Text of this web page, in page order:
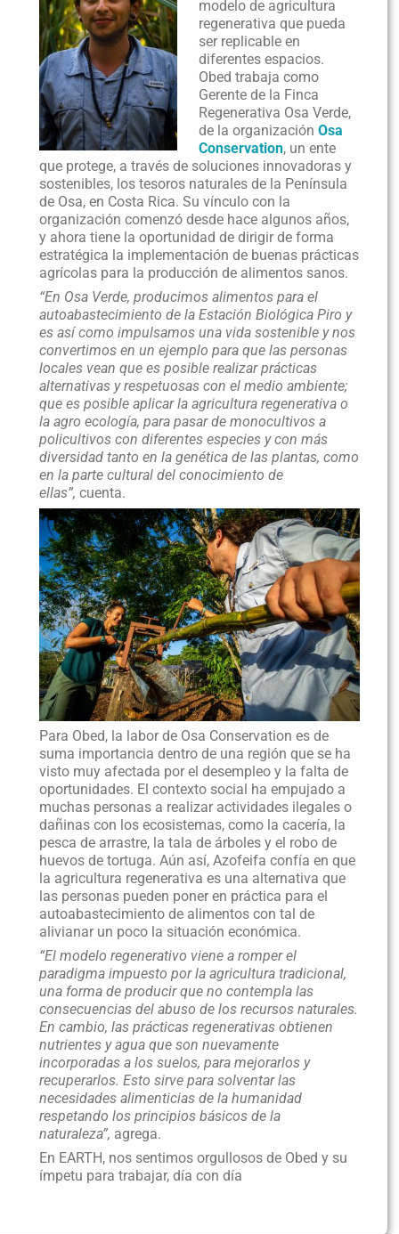
modelo de agricultura
regenerativa que pueda
ser replicable en
diferentes espacios.
Obed trabaja como
Gerente de la Finca
Regenerativa Osa Verde,
de la organizaciónOsa
Conservation, un ente
que protege, a través de soluciones innovadoras y
sostenibles, los tesoros naturales de la Península
de Osa, en Costa Rica. Su vínculo con la
organización comenzó desde hace algunos años,
y ahora tiene la oportunidad de dirigir de forma
estratégica la implementación de buenas prácticas
agrícolas para la producción de alimentos sanos.
“En Osa Verde, producimos alimentos para el
autoabastecimiento de la Estación Biológica Piro y
es así como impulsamos una vida sostenible y nos
convertimos en un ejemplo para que las personas
locales vean que es posible realizar prácticas
alternativas y respetuosas con el medio ambiente;
que es posible aplicar la agricultura regenerativa o
la agro ecología, para pasar de monocultivos a
policultivos con diferentes especies y con más
diversidad tanto en la genética de las plantas, como
en la parte cultural del conocimiento de
ellas”, cuenta.
Para Obed, la labor de Osa Conservation es de
suma importancia dentro de una región que se ha
visto muy afectada por el desempleo y la falta de
oportunidades. El contexto social ha empujado a
muchas personas a realizar actividades ilegales o
dañinas con los ecosistemas, como la cacería, la
pesca de arrastre, la tala de árboles y el robo de
huevos de tortuga. Aún así, Azofeifa confía en que
la agricultura regenerativa es una alternativa que
las personas pueden poner en práctica para el
autoabastecimiento de alimentos con tal de
alivianar un poco la situación económica.
“El modelo regenerativo viene a romper el
paradigma impuesto por la agricultura tradicional,
una forma de producir que no contempla las
consecuencias del abuso de los recursos naturales.
En cambio, las prácticas regenerativas obtienen
nutrientes y agua que son nuevamente
incorporadas a los suelos, para mejorarlos y
recuperarlos. Esto sirve para solventar las
necesidades alimenticias de la humanidad
respetando los principios básicos de la
naturaleza”, agrega.
En EARTH, nos sentimos orgullosos de Obed y su
ímpetu para trabajar, día con día